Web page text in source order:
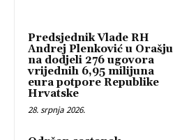
Predsjednik Vlade RH
Andrej Plenković u Orašju
na dodjeli 276 ugovora
vrijednih 6,95 milijuna
eura potpore Republike
Hrvatske
28. srpnja 2026.